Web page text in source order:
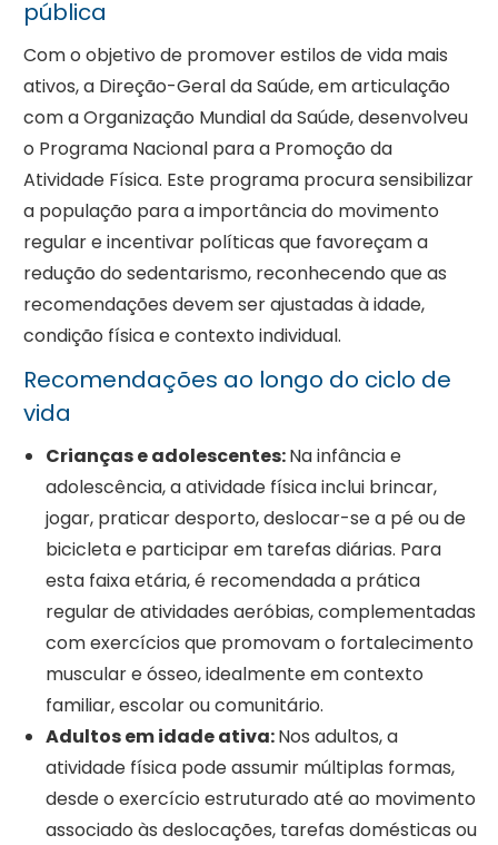
pública
Com o objetivo de promover estilos de vida mais
ativos, a Direção-Geral da Saúde, em articulação
com a Organização Mundial da Saúde, desenvolveu
o Programa Nacional para a Promoção da
Atividade Física. Este programa procura sensibilizar
a população para a importância do movimento
regular e incentivar políticas que favoreçam a
redução do sedentarismo, reconhecendo que as
recomendações devem ser ajustadas à idade,
condição física e contexto individual.
Recomendações ao longo do ciclo de
vida
Crianças e adolescentes:Na infância e
adolescência, a atividade física inclui brincar,
jogar, praticar desporto, deslocar-se a pé ou de
bicicleta e participar em tarefas diárias. Para
esta faixa etária, é recomendada a prática
regular de atividades aeróbias, complementadas
com exercícios que promovam o fortalecimento
muscular e ósseo, idealmente em contexto
familiar, escolar ou comunitário.
Adultos em idade ativa:Nos adultos, a
atividade física pode assumir múltiplas formas,
desde o exercício estruturado até ao movimento
associado às deslocações, tarefas domésticas ou